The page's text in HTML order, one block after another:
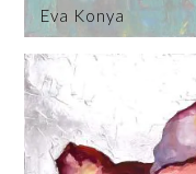
Eva Konya